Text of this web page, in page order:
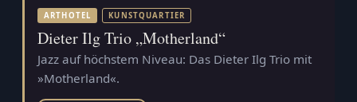
ARTHOTEL KUNSTQUARTIER
Dieter Ilg Trio „Motherland“
Jazz auf höchstem Niveau: Das Dieter Ilg Trio mit
»Motherland«.